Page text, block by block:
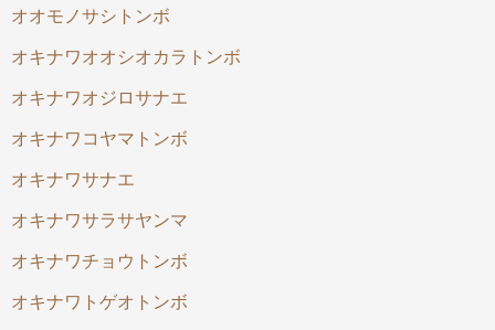
オオモノサシトンボ
オキナワオオシオカラトンボ
オキナワオジロサナエ
オキナワコヤマトンボ
オキナワサナエ
オキナワサラサヤンマ
オキナワチョウトンボ
オキナワトゲオトンボ